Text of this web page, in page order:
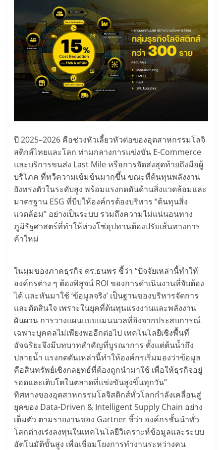
ปี 2025–2026 คือช่วงหัวเลี้ยวหัวต่อของอุตสาหกรรมโลจิ
สติกส์ไทยและโลก ท่ามกลางการแข่งขัน E-Commerce
และบริการขนส่ง Last Mile หรือการจัดส่งสุดท้ายถึงมือผู้
บริโภค ที่ทวีความเข้มข้นมากขึ้น ขณะที่ต้นทุนพลังงาน
ยังทรงตัวในระดับสูง พร้อมแรงกดดันด้านสิ่งแวดล้อมและ
มาตรฐาน ESG ที่บีบให้องค์กรต้องบริหาร “ต้นทุนสิ่ง
แวดล้อม” อย่างเป็นระบบ รวมถึงความไม่แน่นอนทาง
ภูมิรัฐศาสตร์ที่ทำให้ห่วงโซ่อุปทานต้องปรับเส้นทางการ
ค้าใหม่
ในมุมของภาคธุรกิจ ดร.ธนพร ชี้ว่า “ปัจจัยเหล่านี้ทำให้
องค์กรต่าง ๆ ต้องพิสูจน์ ROI ของการดำเนินงานที่จับต้อง
ได้ และหันมาใช้ ‘ข้อมูลจริง’ เป็นฐานของบริหารจัดการ
และตัดสินใจ เพราะในยุคที่ต้นทุนแรงงานและพลังงาน
ผันผวน การวางแผนแบบแมนนวลที่อิงจากประสบการณ์
เฉพาะบุคคลไม่เพียงพออีกต่อไป เทคโนโลยีเชิงพื้นที่
อัจฉริยะจึงมีบทบาทสำคัญที่บูรณาการ ตั้งแต่ต้นน้ำถึง
ปลายน้ำ แรงกดดันเหล่านี้ทำให้องค์กรเริ่มมองว่าข้อมูล
คือสินทรัพย์เชิงกลยุทธ์ที่ต้องถูกนำมาใช้ เพื่อให้ธุรกิจอยู่
รอดและเติบโตในตลาดที่แข่งขันสูงขึ้นทุกวัน”
ทิศทางของอุตสาหกรรมโลจิสติกส์ทั่วโลกกำลังเคลื่อนสู่
ยุคของ Data-Driven & Intelligent Supply Chain อย่าง
เต็มตัว ตามรายงานของ Gartner ชี้ว่า องค์กรชั้นนำทั่ว
โลกต่างเร่งลงทุนในเทคโนโลยีวิเคราะห์ข้อมูลและระบบ
อัตโนมัติขั้นสูง เพื่อเชื่อมโยงการทำงานระหว่างคน